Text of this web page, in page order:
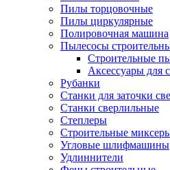
Пилы торцовочные
Пилы циркулярные
Полировочная машина
Пылесосы
Строительные
Аксессуары для
Рубанки
Станки для заточки
Станки сверлильные
Степлеры
Строительные
Угловые шлифмашины
Удлиннители